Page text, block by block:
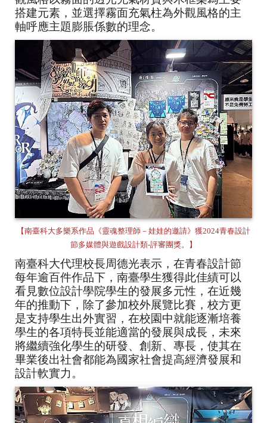
搭建元素，並選擇霧面充氣柱為外觀風格的主
軸呼應主題膨脹係數的理念。
【南臺科大多樂系作品《靈魂整理師－娃娃的邀請》獲2024青春設計
節多媒體與遊戲設計類-評審團獎。】
南臺科大代理校長周德光表示，在青春設計節
每年逾百件作品下，南臺學生獲得此佳績可以
看見數位設計學院學生的發展多元性，在近幾
年的推動下，除了參加校外展覽比賽，校方更
是支持學生出外實習，在校園中就能逐漸培養
學生的各項特長並能適當的發展與成長，未來
將繼續強化學生的研發、創新、專長，使其在
畢業後出社會都能為國家社會提高經濟發展和
設計軟實力。